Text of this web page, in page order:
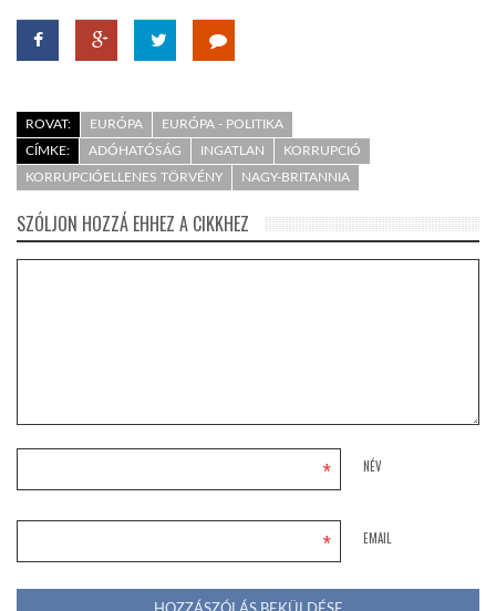
ROVAT: EURÓPA
EURÓPA - POLITIKA
CÍMKE:
ADÓHATÓSÁG INGATLAN
KORRUPCIÓ
KORRUPCIÓELLENES TÖRVÉNY
NAGY-BRITANNIA
SZÓLJON HOZZÁ EHHEZ A CIKKHEZ
NÉV
*
EMAIL
*